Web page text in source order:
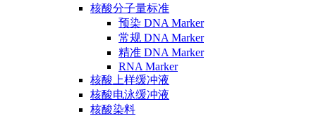
核酸分子量标准
预染 DNA Marker
常规 DNA Marker
精准 DNA Marker
RNA Marker
核酸上样缓冲液
核酸电泳缓冲液
核酸染料